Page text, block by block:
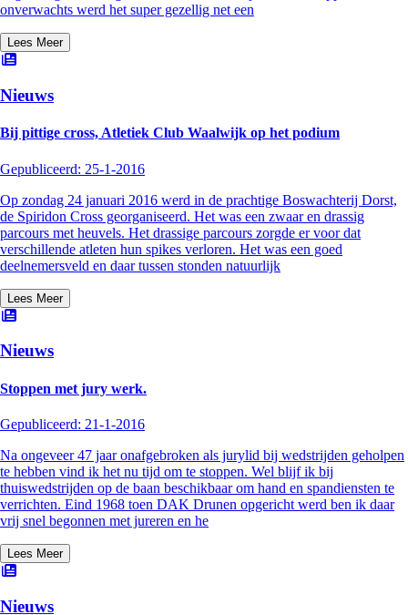
onverwachts werd het super gezellig net een
Lees Meer
Nieuws
Bij pittige cross, Atletiek Club Waalwijk op het podium
Gepubliceerd: 25-1-2016
Op zondag 24 januari 2016 werd in de prachtige Boswachterij Dorst,
de Spiridon Cross georganiseerd. Het was een zwaar en drassig
parcours met heuvels. Het drassige parcours zorgde er voor dat
verschillende atleten hun spikes verloren. Het was een goed
deelnemersveld en daar tussen stonden natuurlijk
Lees Meer
Nieuws
Stoppen met jury werk.
Gepubliceerd: 21-1-2016
Na ongeveer 47 jaar onafgebroken als jurylid bij wedstrijden geholpen
te hebben vind ik het nu tijd om te stoppen. Wel blijf ik bij
thuiswedstrijden op de baan beschikbaar om hand en spandiensten te
verrichten. Eind 1968 toen DAK Drunen opgericht werd ben ik daar
vrij snel begonnen met jureren en he
Lees Meer
Nieuws